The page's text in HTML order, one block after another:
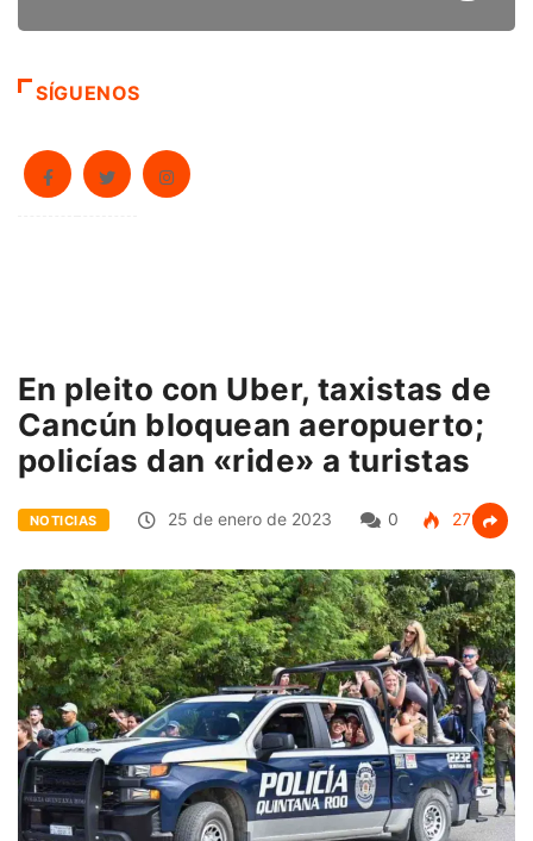
SÍGUENOS
En pleito con Uber, taxistas de
Cancún bloquean aeropuerto;
policías dan «ride» a turistas
NOTICIAS 25 de enero de 2023 0 279